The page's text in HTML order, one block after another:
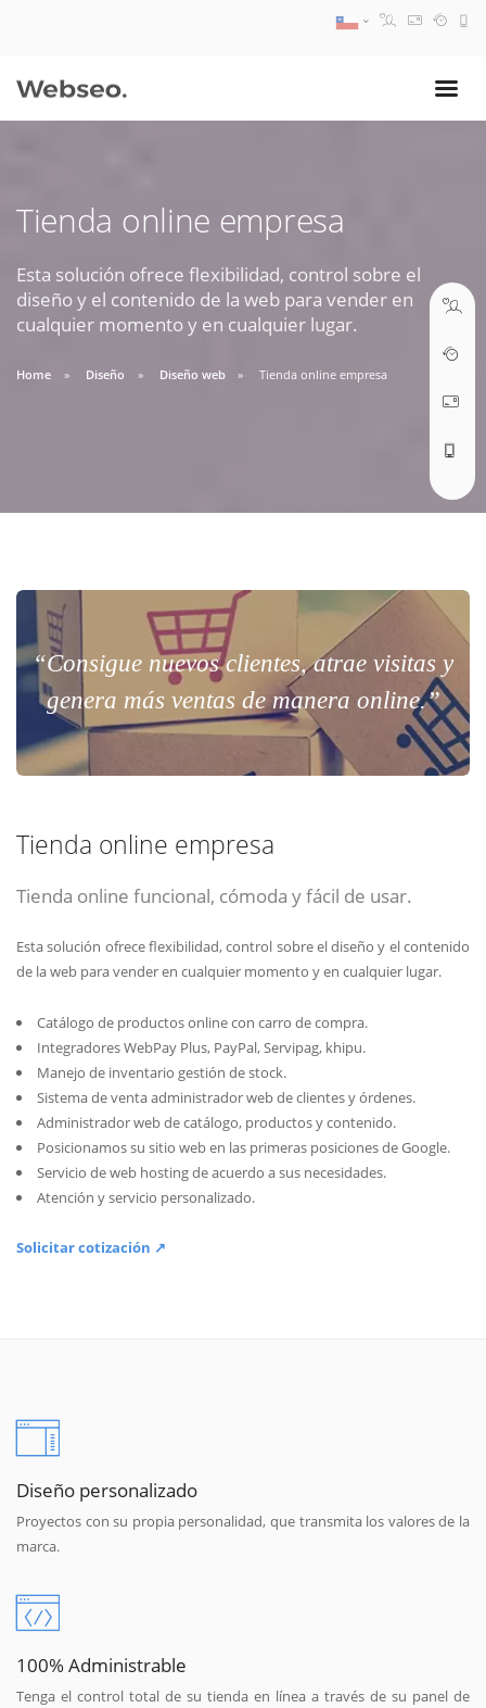
Tienda online empresa
Esta solución ofrece flexibilidad, control sobre el
diseño y el contenido de la web para vender en
cualquier momento y en cualquier lugar.
Home Diseño Diseño web Tienda online empresa
“Consigue nuevos clientes, atrae visitas y
genera más ventas de manera online.”
Tienda online empresa
Tienda online funcional, cómoda y fácil de usar.
Esta solución ofrece flexibilidad, control sobre el diseño y el contenido
de la web para vender en cualquier momento y en cualquier lugar.
Catálogo de productos online con carro de compra.
Integradores WebPay Plus, PayPal, Servipag, khipu.
Manejo de inventario gestión de stock.
Sistema de venta administrador web de clientes y órdenes.
Administrador web de catálogo, productos y contenido.
Posicionamos su sitio web en las primeras posiciones de Google.
Servicio de web hosting de acuerdo a sus necesidades.
Atención y servicio personalizado.
Solicitar cotización ↗
Diseño personalizado
Proyectos con su propia personalidad, que transmita los valores de la
marca.
100% Administrable
Tenga el control total de su tienda en línea a través de su panel de
09:30 AM A 18:30 PM
soporte@webseo.cl
ABRIR TICKET